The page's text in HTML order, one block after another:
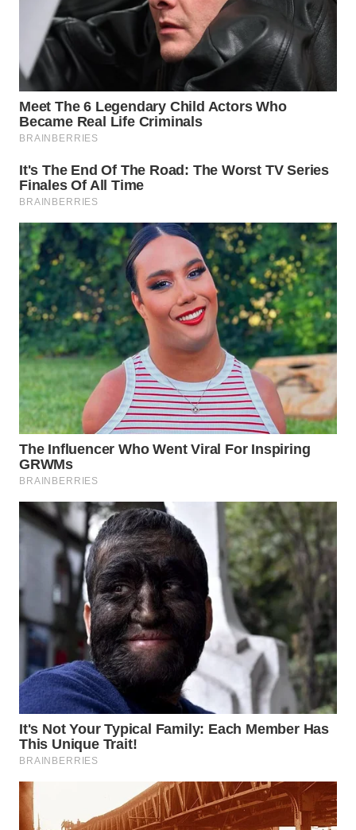
WN
BINJAI
WN
CIREBON
INDRAMAYU
WN
KUNINGAN
WN
MAJALENGKA
WN
SUBANG
WN
SUKABUMI
WN
PURWAKARTA
WN
PRIANGAN
TIMUR
WN
SEMARANG
WN
SOLO
WN
BOROBUDUR
WN